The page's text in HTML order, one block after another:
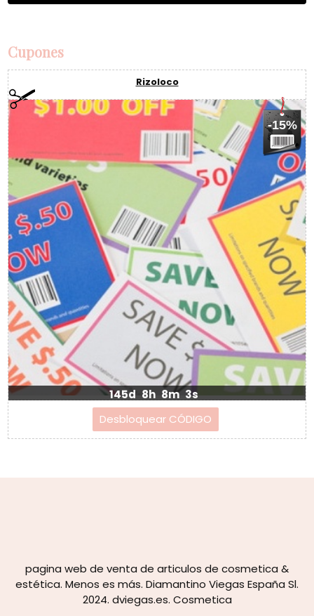
Cupones
Rizoloco
-15%
145d 8h 8m 3s
pagina web de venta de articulos de cosmetica &
estética. Menos es más. Diamantino Viegas España Sl.
2024. dviegas.es. Cosmetica